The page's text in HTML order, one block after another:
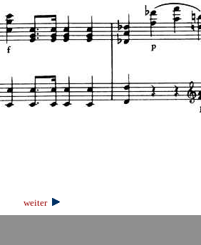
weiter